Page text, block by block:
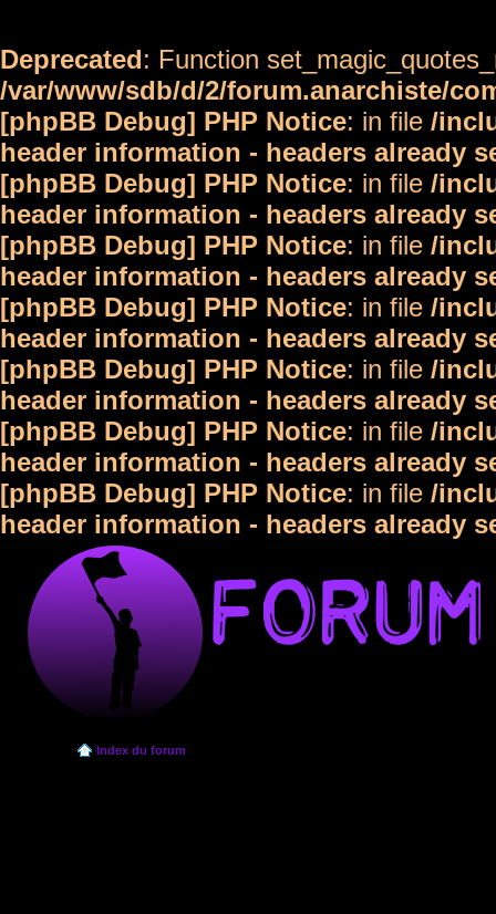
Deprecated: Function
/var/www/sdb/d/2/forum.anarchiste/
[phpBB Debug] PHP Notice: in file /
header information - headers already
[phpBB Debug] PHP Notice: in file /
header information - headers already
[phpBB Debug] PHP Notice: in file /
header information - headers already
[phpBB Debug] PHP Notice: in file /
header information - headers already
[phpBB Debug] PHP Notice: in file /
header information - headers already
[phpBB Debug] PHP Notice: in file /
header information - headers already
[phpBB Debug] PHP Notice: in file /
header information - headers already
Index du forum